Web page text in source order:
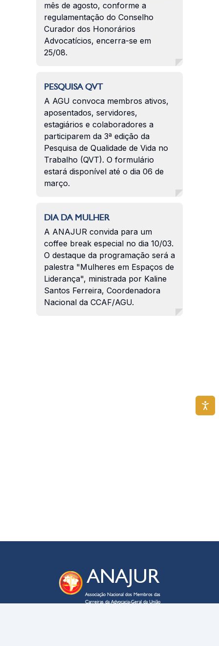
mês de agosto, conforme a
regulamentação do Conselho
Curador dos Honorários
Advocatícios, encerra-se em
25/08.
PESQUISA QVT
A AGU convoca membros ativos,
aposentados, servidores,
estagiários e colaboradores a
participarem da 3ª edição da
Pesquisa de Qualidade de Vida no
Trabalho (QVT). O formulário
estará disponível até o dia 06 de
março.
DIA DA MULHER
A ANAJUR convida para um
coffee break especial no dia 10/03.
O destaque da programação será a
palestra "Mulheres em Espaços de
Liderança", ministrada por Kaline
Santos Ferreira, Coordenadora
Nacional da CCAF/AGU.
ANAJUR
Associação Nacional dos Membros das
Carreiras da Advocacia-Geral da União